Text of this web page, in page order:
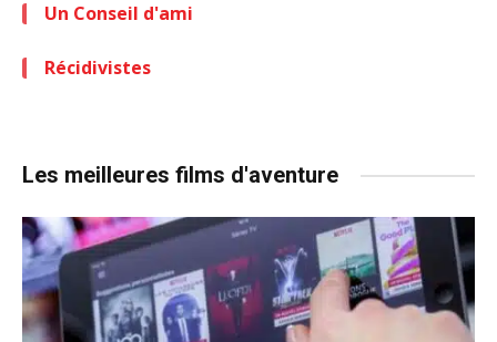
Un Conseil d'ami
Récidivistes
Les meilleures films d'aventure